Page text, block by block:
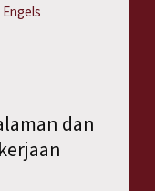
Engels
dan